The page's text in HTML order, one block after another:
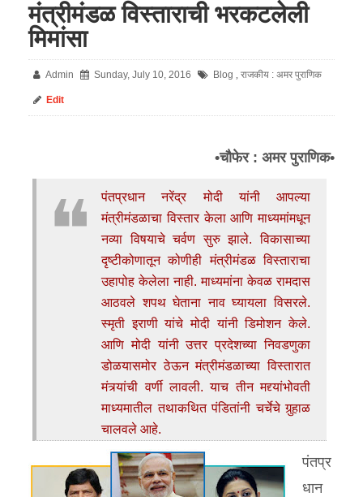
Privacy Policy
Disclaimer
Terms of use
परराष्ट्र
राजकीय
सामाजिक
व्यक्तीविशेष
नानासाहेब वळसंगकर
मंत्रीमंडळ विस्ताराची भरकटलेली
मिमांसा
Admin Sunday, July 10, 2016 Blog राजकीय : अमर पुराणिक
Edit
•चौफेर : अमर पुराणिक•
पंतप्रधान नरेंद्र मोदी यांनी आपल्या
मंत्रीमंडळाचा विस्तार केला आणि माध्यमांमधून
नव्या विषयाचे चर्वण सुरु झाले. विकासाच्या
दृष्टीकोणातून कोणीही मंत्रीमंडळ विस्ताराचा
उहापोह केलेला नाही. माध्यमांना केवळ रामदास
आठवले शपथ घेताना नाव घ्यायला विसरले.
स्मृती इराणी यांचे मोदी यांनी डिमोशन केले.
आणि मोदी यांनी उत्तर प्रदेशच्या निवडणुका
डोळयासमोर ठेऊन मंत्रीमंडळाच्या विस्तारात
मंत्र्यांची वर्णी लावली. याच तीन मद्द्यांभोवती
माध्यमातील तथाकथित पंडितांनी चर्चेचे गुर्‍हाळ
चालवले आहे.
पंतप्र
धान